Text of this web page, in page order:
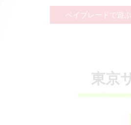
ベイブレードで遊
東京